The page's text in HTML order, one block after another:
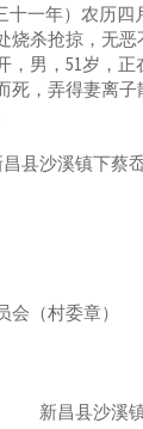
一年）农历四
烧杀抢掠，无
，男，51岁，
死，弄得妻离
县沙溪镇下蔡
（村委章）
新昌县沙溪